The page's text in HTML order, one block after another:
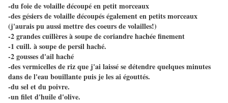
-du foie de volaille découpé en petit morceaux
-des gésiers de volaille découpés également en petits morceaux
(j'aurais pu aussi mettre des coeurs de volailles!)
-2 grandes cuillères à soupe de coriandre hachée finement
-1 cuill. à soupe de persil haché.
-2 gousses d'ail haché
-des vermicelles de riz que j'ai laissé se détendre quelques minutes
dans de l'eau bouillante puis je les ai égouttés.
-du sel et du poivre.
-un filet d'huile d'olive.